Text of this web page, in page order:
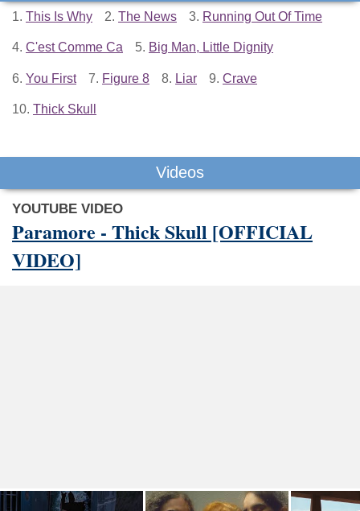
1. This Is Why 2. The News 3. Running Out Of Time
4. C'est Comme Ca 5. Big Man, Little Dignity
6. You First 7. Figure 8 8. Liar 9. Crave
10. Thick Skull
Videos
YOUTUBE VIDEO
Paramore - Thick Skull [OFFICIAL
VIDEO]